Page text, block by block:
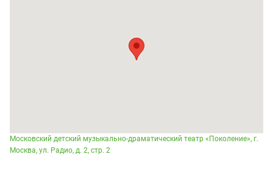
Московский детский музыкально-драматический театр «Поколение», г.
Москва, ул. Радио, д. 2, стр. 2